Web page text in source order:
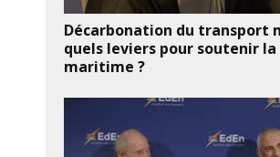
Décarbonation du transport
quels leviers pour soutenir
maritime ?